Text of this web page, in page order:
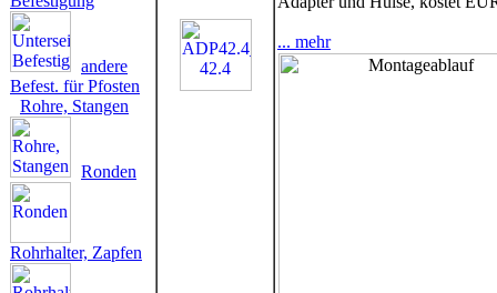
andere
Befest. für Pfosten
Rohre, Stangen
Ronden
Rohrhalter, Zapfen
... mehr